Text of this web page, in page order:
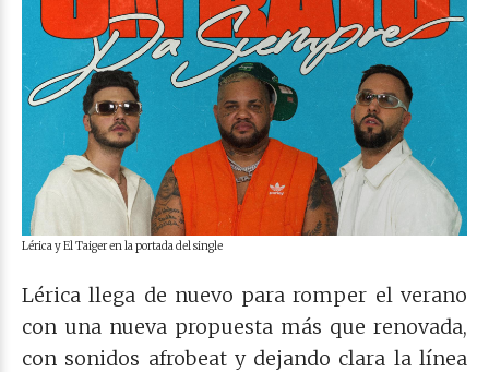
Lérica y El Taiger en la portada del single
Lérica llega de nuevo para romper el verano
con una nueva propuesta más que renovada,
con sonidos afrobeat y dejando clara la línea